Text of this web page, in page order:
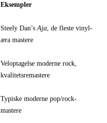
Eksempler
Steely Dan’s Aja , de fleste vinyl-
æra mastere
Veloptagelse moderne rock,
kvalitetsremastere
Typiske moderne pop/rock-
mastere